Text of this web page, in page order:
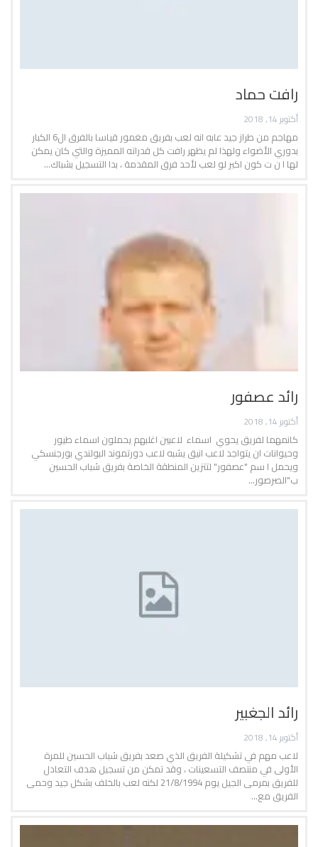
رافت حماد
أكتوبر 14, 2018
مهاجم من طراز جيد عابه انه لعب بفريق مغمور قياسا بالفرق ال6 الكبار
بدوري الأضواء ولهذا لم يظهر رافت كل قدراته المميزة والتي كان يمكن
لها ا ن ت كون اكبر لو لعب لأحد فرق المقدمة ، بدا التسجيل بشباك…
رائد عصفور
أكتوبر 14, 2018
كانمهما لفريق يحوي اسماء لاعبين اغلبهم يحملون اسماء طيور
وحيوانات ان يتواجد لاعب انيق يشبه لاعب دورتموند البولندي بورجنسكي
ويحمل ا سم "عصفور" لتتزين المنطقة الخاصة بفريق شباب الحسين
ب"الصرصور…
رائد الجغبير
أكتوبر 14, 2018
لاعب مهم في تشكيلة الفريق الذي صعد بفريق شباب الحسين للمرة
الأولى في منتصف التسعينات ، وقد تمكن من تسجيل هدف التعادل
للفريق بمرمى الجيل يوم 21/8/1994 لكنه لعب بالخلف بشكل جيد وحمى
الفريق مع…